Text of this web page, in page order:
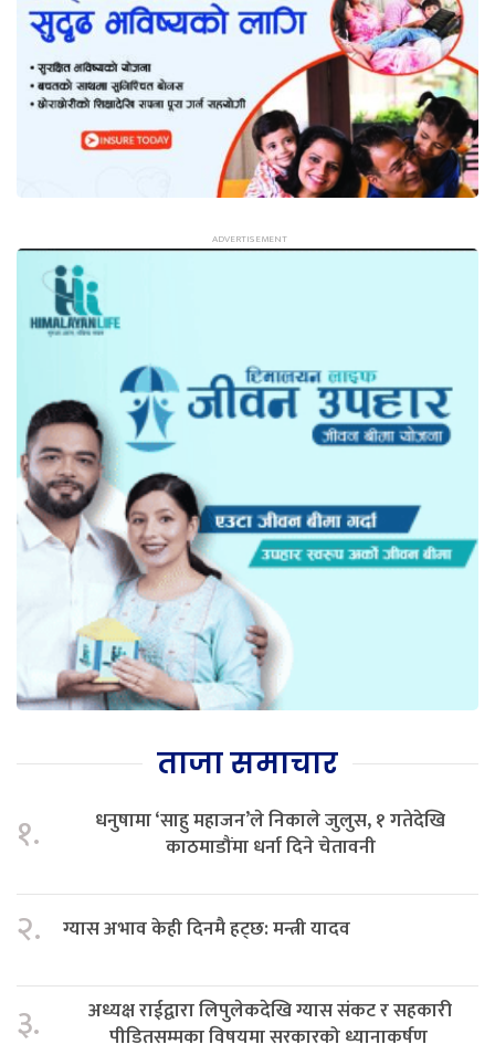
ताजा समाचार
१.
धनुषामा ‘साहु महाजन’ले निकाले जुलुस, १ गतेदेखि
काठमाडौंमा धर्ना दिने चेतावनी
२. ग्यास अभाव केही दिनमै हट्छ: मन्त्री यादव
३.
अध्यक्ष राईद्वारा लिपुलेकदेखि ग्यास संकट र सहकारी
पीडितसम्मका विषयमा सरकारको ध्यानाकर्षण